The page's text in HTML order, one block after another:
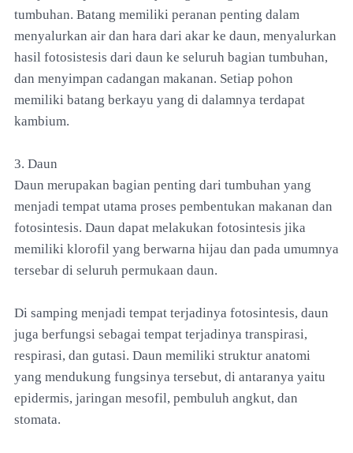
tumbuhan. Batang memiliki peranan penting dalam
menyalurkan air dan hara dari akar ke daun, menyalurkan
hasil fotosistesis dari daun ke seluruh bagian tumbuhan,
dan menyimpan cadangan makanan. Setiap pohon
memiliki batang berkayu yang di dalamnya terdapat
kambium.
3. Daun
Daun merupakan bagian penting dari tumbuhan yang
menjadi tempat utama proses pembentukan makanan dan
fotosintesis. Daun dapat melakukan fotosintesis jika
memiliki klorofil yang berwarna hijau dan pada umumnya
tersebar di seluruh permukaan daun.
Di samping menjadi tempat terjadinya fotosintesis, daun
juga berfungsi sebagai tempat terjadinya transpirasi,
respirasi, dan gutasi. Daun memiliki struktur anatomi
yang mendukung fungsinya tersebut, di antaranya yaitu
epidermis, jaringan mesofil, pembuluh angkut, dan
stomata.